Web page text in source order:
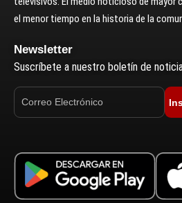
el menor tiempo en la historia de la
Newsletter
Suscríbete a nuestro boletín de